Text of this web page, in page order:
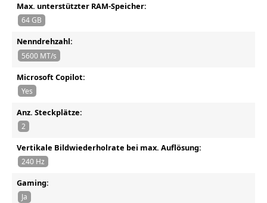
Max. unterstützter RAM-Speicher:
64 GB
Nenndrehzahl:
5600 MT/s
Microsoft Copilot:
Yes
Anz. Steckplätze:
2
Vertikale Bildwiederholrate bei max. Auflösung:
240 Hz
Gaming:
Ja